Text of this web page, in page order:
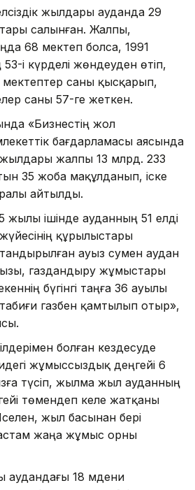
жылдары ауданда 29
салынған. Жалпы,
68 мектеп болса, 1991
і күрделі жөндеуден өтіп,
саны қысқарып,
саны 57-ге жеткен.
«Бизнестің жол
бағдарламасы аясында
жылдары жалпы 13 млрд. 233
35 жоба мақұлданып, іске
айтылды.
25 жылы ішінде ауданның 51 елді
құрылыстары
ауыз сумен аудан
газдандыру жұмыстары
бүгінгі таңға 36 ауылы
газбен қамтылып отыр»,
болған кездесуде
жұмыссыздық деңгейі 6
түсіп, жылма жыл ауданның
төмендеп келе жатқаны
жыл басынан бері
жаңа жұмыс орны
аудандағы 18 мәдени